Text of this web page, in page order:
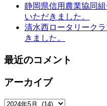
静岡県信用農業協同
いただきました。
清水西ロータリーク
きました。
最近のコメント
アーカイブ
ア